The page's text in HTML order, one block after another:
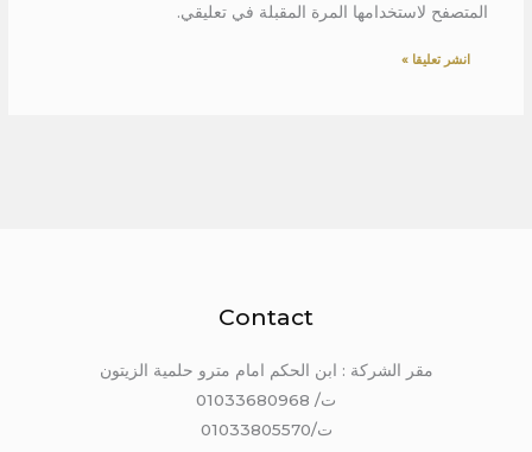
المتصفح لاستخدامها المرة المقبلة في تعليقي.
Contact
مقر الشركة : ابن الحكم امام مترو حلمية الزيتون
ت/ 01033680968
ت/01033805570